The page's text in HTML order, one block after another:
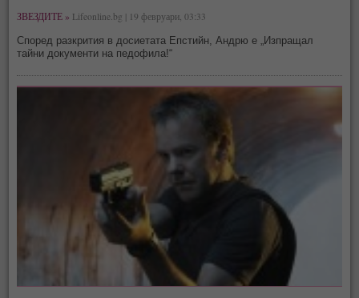
ЗВЕЗДИТЕ » Lifeonline.bg | 19 февруари, 03:33
Според разкрития в досиетата Епстийн, Андрю е „Изпращал
тайни документи на педофила!“